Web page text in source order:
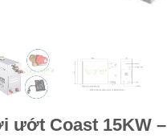
ướt Coast 15KW –